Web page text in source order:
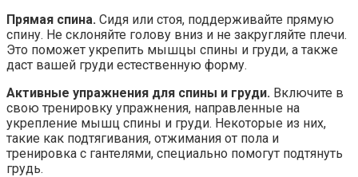
Прямая спина. Сидя или стоя, поддерживайте прямую
спину. Не склоняйте голову вниз и не закругляйте плечи.
Это поможет укрепить мышцы спины и груди, а также
даст вашей груди естественную форму.
Активные упражнения для спины и груди. Включите в
свою тренировку упражнения, направленные на
укрепление мышц спины и груди. Некоторые из них,
такие как подтягивания, отжимания от пола и
тренировка с гантелями, специально помогут подтянуть
грудь.